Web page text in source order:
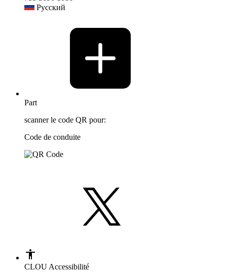
Русский
Part
scanner le code QR pour:
Code de conduite
CLOU Accessibilité